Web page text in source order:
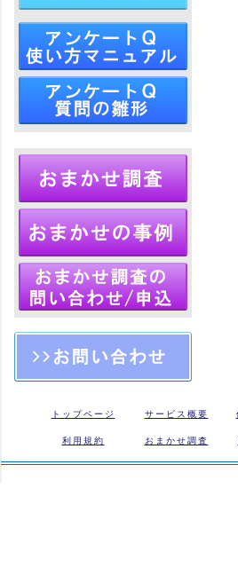
トップページ サービス概要
利用規約 おまかせ調査